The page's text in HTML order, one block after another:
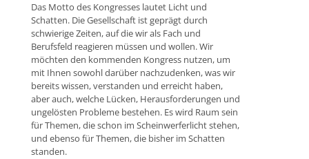
Das Motto des Kongresses lautet Licht und
Schatten. Die Gesellschaft ist geprägt durch
schwierige Zeiten, auf die wir als Fach und
Berufsfeld reagieren müssen und wollen. Wir
möchten den kommenden Kongress nutzen, um
mit Ihnen sowohl darüber nachzudenken, was wir
bereits wissen, verstanden und erreicht haben,
aber auch, welche Lücken, Herausforderungen und
ungelösten Probleme bestehen. Es wird Raum sein
für Themen, die schon im Scheinwerferlicht stehen,
und ebenso für Themen, die bisher im Schatten
standen.